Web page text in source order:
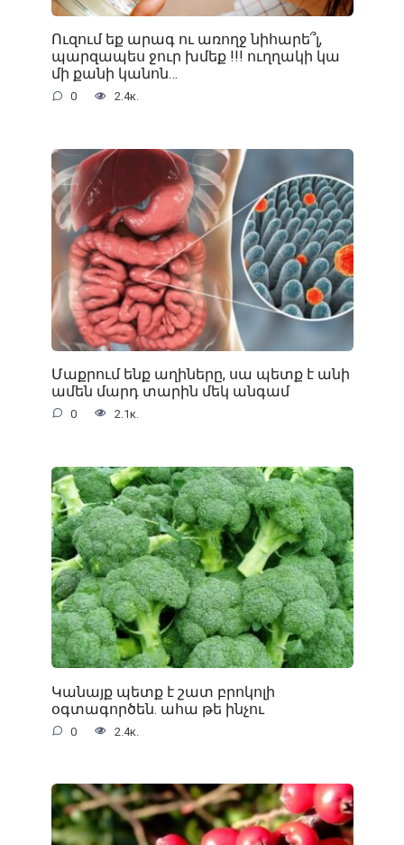
Ուզում եք արագ ու առողջ նիհարե՞լ,
պարզապես ջուր խմեք !!! ուղղակի կա
մի քանի կանոն…
0 2.4к.
Մաքրում ենք աղիները, սա պետք է անի
ամեն մարդ տարին մեկ անգամ
0 2.1к.
Կանայք պետք է շատ բրոկոլի
օգտագործեն. ահա թե ինչու
0 2.4к.